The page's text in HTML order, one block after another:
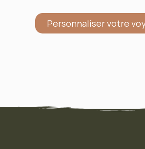
Personnaliser votre